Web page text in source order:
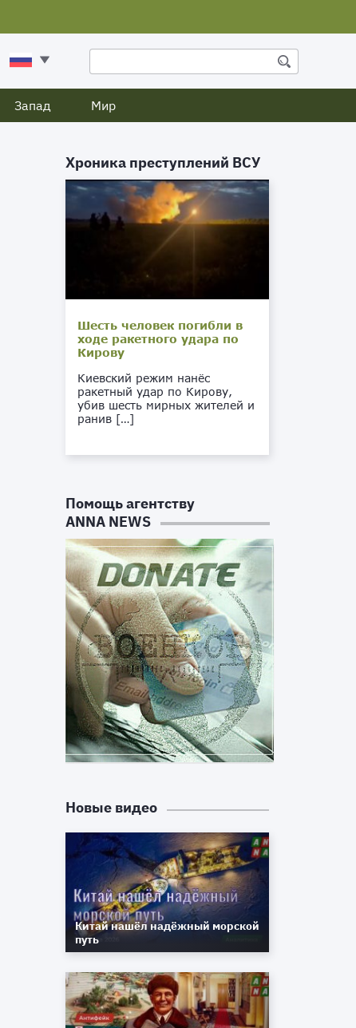
Запад Мир
Хроника преступлений ВСУ
Шесть человек погибли в
ходе ракетного удара по
Кирову
Киевский режим нанёс
ракетный удар по Кирову,
убив шесть мирных жителей и
ранив […]
Помощь агентству
ANNA NEWS
Новые видео
Китай нашёл надёжный морской
путь